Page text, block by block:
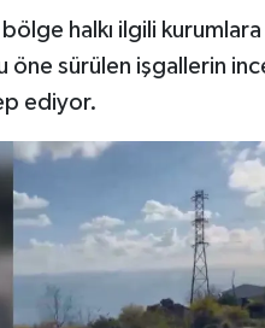
halkı ilgili
sürülen işgallerin
ediyor.